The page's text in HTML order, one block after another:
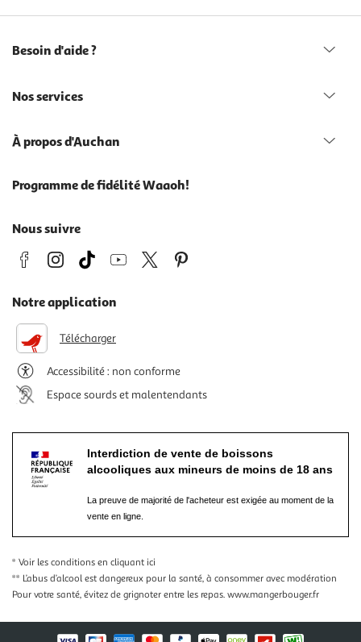
Besoin d'aide ?
Nos services
À propos d'Auchan
Programme de fidélité Waaoh!
Nous suivre
Notre application
Télécharger
Accessibilité : non conforme
Espace sourds et malentendants
Interdiction de vente de boissons
alcooliques aux mineurs de moins de 18 ans
La preuve de majorité de l'acheteur est exigée au moment de la
vente en ligne.
* Voir les conditions en cliquant ici
** L’abus d’alcool est dangereux pour la santé, à consommer avec modération
Pour votre santé, évitez de grignoter entre les repas. www.mangerbouger.fr